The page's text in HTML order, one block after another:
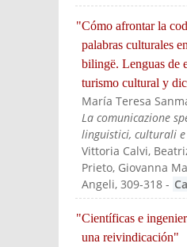
"Cómo afrontar la
palabras culturales
bilingë. Lenguas de
turismo cultural y
María Teresa
La comunicazione
linguistici, culturali
Vittoria Calvi,
Prieto, Giovanna
Angeli, 309-318 -
"Científicas e
una reivindicación"